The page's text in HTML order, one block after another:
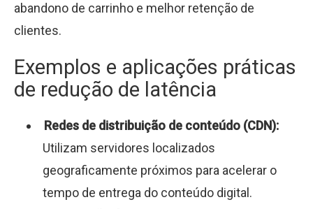
abandono de carrinho e melhor retenção de
clientes.
Exemplos e aplicações práticas
de redução de latência
Redes de distribuição de conteúdo (CDN):
Utilizam servidores localizados
geograficamente próximos para acelerar o
tempo de entrega do conteúdo digital.